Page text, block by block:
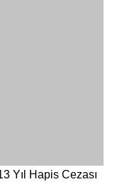
Yıl Hapis Cezası